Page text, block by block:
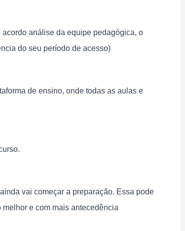
análise da equipe pedagógica, o
do seu período de acesso)
de ensino, onde todas as aulas e
vai começar a preparação. Essa pode
melhor e com mais antecedência